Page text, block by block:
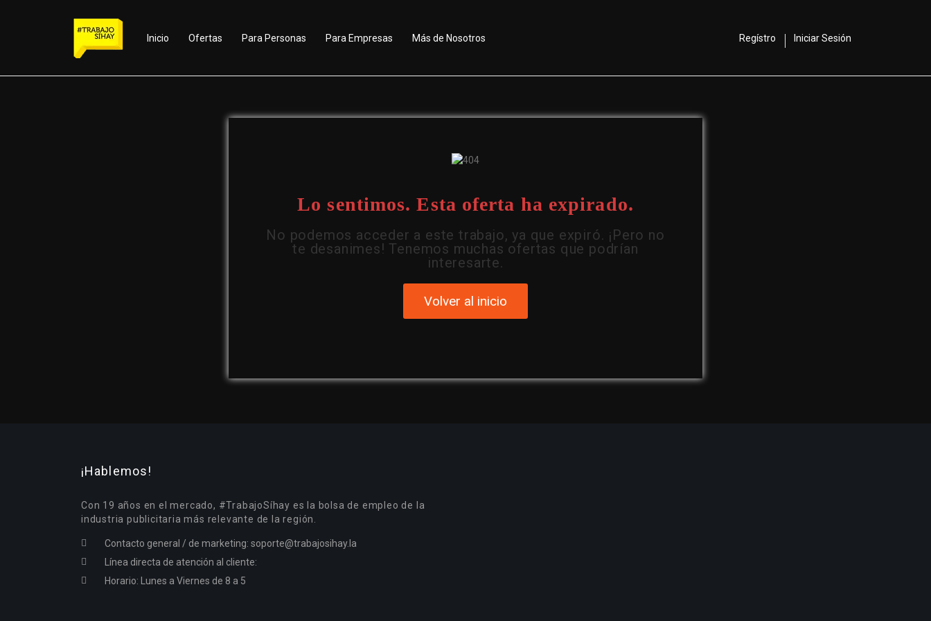
Inicio Ofertas Para Personas Para Empresas Más de Nosotros Regístro Iniciar Sesión
Lo sentimos. Esta oferta ha expirado.
No podemos acceder a este trabajo, ya que expiró. ¡Pero no
te desanimes! Tenemos muchas ofertas que podrían
interesarte.
Volver al inicio
¡Hablemos!
Con 19 años en el mercado, #TrabajoSíhay es la bolsa de empleo de la
industria publicitaria más relevante de la región.
Contacto general / de marketing: soporte@trabajosihay.la
Línea directa de atención al cliente:
Horario: Lunes a Viernes de 8 a 5